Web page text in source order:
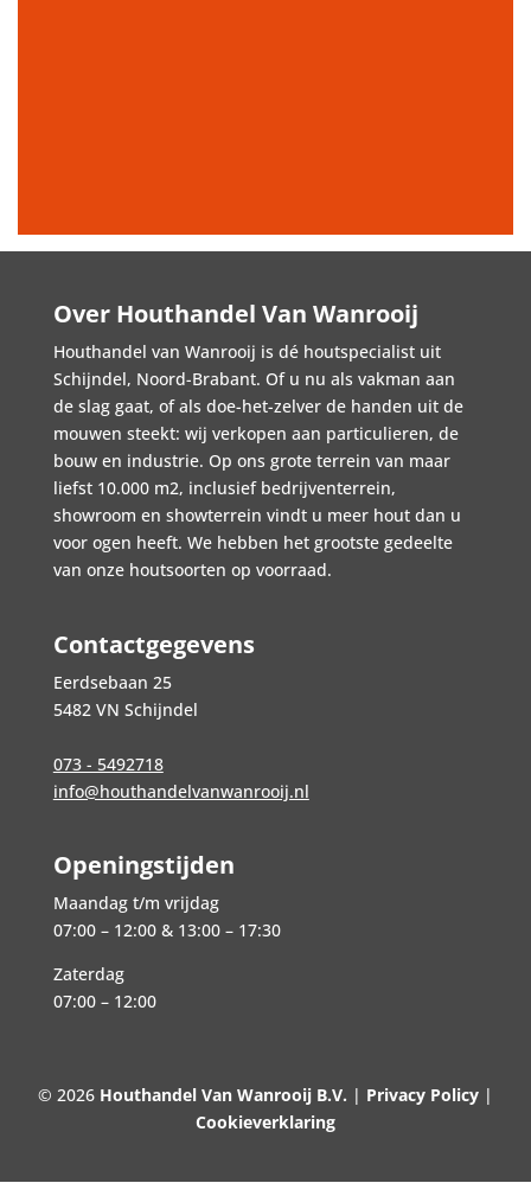
Over Houthandel Van Wanrooij
Houthandel van Wanrooij is dé houtspecialist uit
Schijndel, Noord-Brabant. Of u nu als vakman aan
de slag gaat, of als doe-het-zelver de handen uit de
mouwen steekt: wij verkopen aan particulieren, de
bouw en industrie. Op ons grote terrein van maar
liefst 10.000 m2, inclusief bedrijventerrein,
showroom en showterrein vindt u meer hout dan u
voor ogen heeft. We hebben het grootste gedeelte
van onze houtsoorten op voorraad.
Contactgegevens
Eerdsebaan 25
5482 VN Schijndel
073 - 5492718
info@houthandelvanwanrooij.nl
Openingstijden
Maandag t/m vrijdag
07:00 – 12:00 & 13:00 – 17:30
Zaterdag
07:00 – 12:00
© 2026 Houthandel Van Wanrooij B.V. | Privacy Policy |
Cookieverklaring